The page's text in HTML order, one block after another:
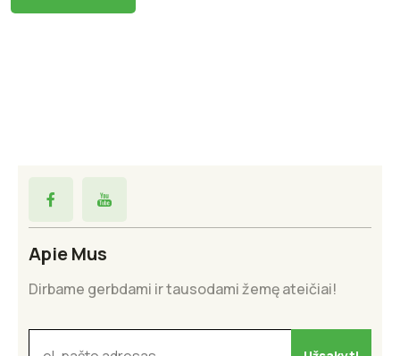
Apie Mus
Dirbame gerbdami ir tausodami žemę ateičiai!